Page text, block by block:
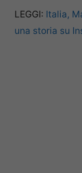
LEGGI: Italia,
una storia su